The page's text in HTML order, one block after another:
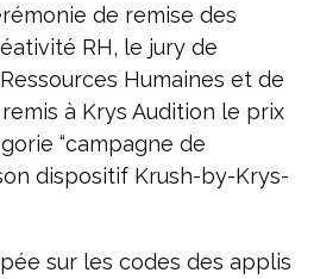
de remise des
RH, le jury de
Humaines et de
à Krys Audition le prix
“campagne de
dispositif Krush-by-Krys-
sur les codes des applis